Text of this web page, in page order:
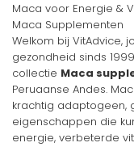
Maca voor Energie &
Maca Supplementen
Welkom bij VitAdvice,
gezondheid sinds
collectie Maca
Peruaanse Andes.
krachtig adaptogeen,
eigenschappen die
energie, verbeterde